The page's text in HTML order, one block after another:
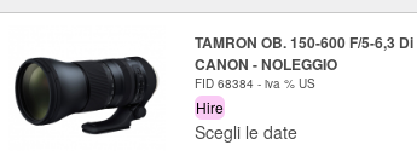
TAMRON OB. 150-600 F/5-6,3 Di VC USD G2 x
CANON - NOLEGGIO
FID 68384 - iva % US
Hire
Scegli le date